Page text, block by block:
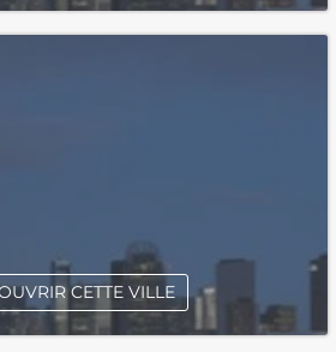
CETTE VILLE